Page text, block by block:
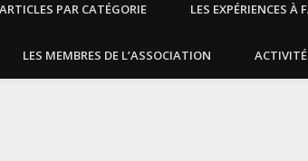
PAR CATÉGORIE LES EXPÉRIENCES À
LES MEMBRES DE L’ASSOCIATION